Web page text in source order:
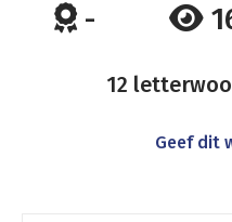
-
12
Geef dit